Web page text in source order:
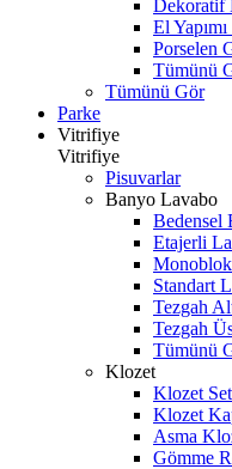
Dekoratif
El
Porselen
Tümünü
Tümünü Gör
Parke
Vitrifiye
Vitrifiye
Pisuvarlar
Banyo Lavabo
Bedensel
Etajerli
Standart
Tezgah
Tezgah
Tümünü
Klozet
Klozet
Klozet
Asma
Gömme